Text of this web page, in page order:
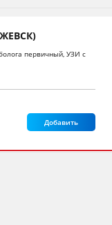
первичный, УЗИ с
Добавить